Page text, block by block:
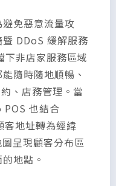
免惡意流量攻
DDoS 緩解服務
非店家服務區域
隨時隨地順暢、
、店務管理。當
也結合
地址轉為經緯
呈現顧客分布區
地點。